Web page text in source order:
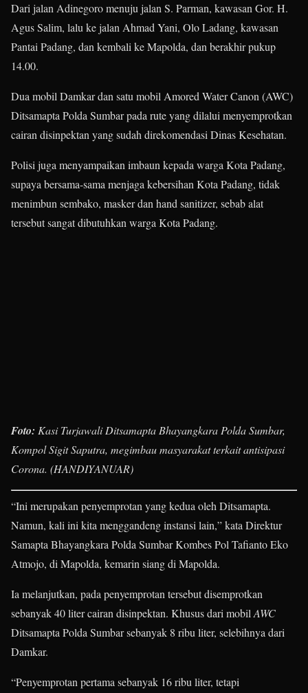
Dari jalan Adinegoro menuju jalan S. Parman, kawasan Gor. H.
Agus Salim, lalu ke jalan Ahmad Yani, Olo Ladang, kawasan
Pantai Padang, dan kembali ke Mapolda, dan berakhir pukup
14.00.
Dua mobil Damkar dan satu mobil Amored Water Canon (AWC)
Ditsamapta Polda Sumbar pada rute yang dilalui menyemprotkan
cairan disinpektan yang sudah direkomendasi Dinas Kesehatan.
Polisi juga menyampaikan imbaun kepada warga Kota Padang,
supaya bersama-sama menjaga kebersihan Kota Padang, tidak
menimbun sembako, masker dan hand sanitizer, sebab alat
tersebut sangat dibutuhkan warga Kota Padang.
Foto: Kasi Turjawali Ditsamapta Bhayangkara Polda Sumbar,
Kompol Sigit Saputra, megimbau masyarakat terkait antisipasi
Corona. (HANDIYANUAR)
“Ini merupakan penyemprotan yang kedua oleh Ditsamapta.
Namun, kali ini kita menggandeng instansi lain,” kata Direktur
Samapta Bhayangkara Polda Sumbar Kombes Pol Tafianto Eko
Atmojo, di Mapolda, kemarin siang di Mapolda.
Ia melanjutkan, pada penyemprotan tersebut disemprotkan
sebanyak 40 liter cairan disinpektan. Khusus dari mobil AWC
Ditsamapta Polda Sumbar sebanyak 8 ribu liter, selebihnya dari
Damkar.
“Penyemprotan pertama sebanyak 16 ribu liter, tetapi